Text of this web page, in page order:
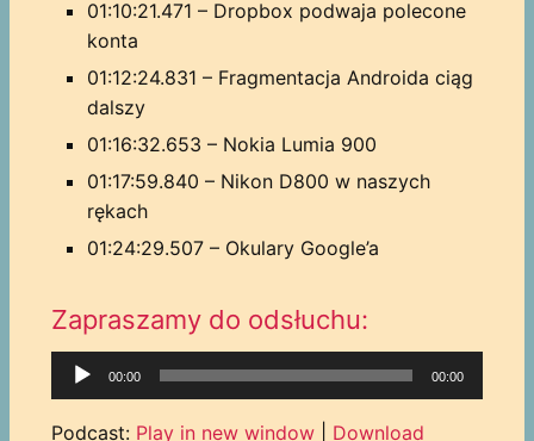
01:10:21.471 – Dropbox podwaja polecone
konta
01:12:24.831 – Fragmentacja Androida ciąg
dalszy
01:16:32.653 – Nokia Lumia 900
01:17:59.840 – Nikon D800 w naszych
rękach
01:24:29.507 – Okulary Google’a
Zapraszamy do odsłuchu:
Odtwarzacz
plików
dźwiękowych
00:00 00:00
Podcast: Play in new window| Download